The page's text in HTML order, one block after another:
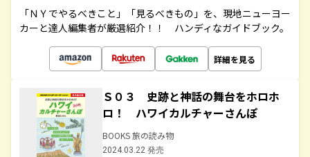
「ＮＹでやるべきこと」「見るべきもの」を、現地ニューヨー
カーと達人編集者が厳選紹介！！ ハンディなガイドブック。
詳細を見る
Ｓ０３ 史跡と神話の舞台をホロホ
ロ！ ハワイカルチャーさんぽ
BOOKS 旅の読み物
2024.03.22 発売